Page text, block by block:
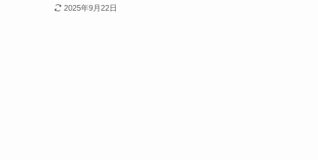
2025年9月22日